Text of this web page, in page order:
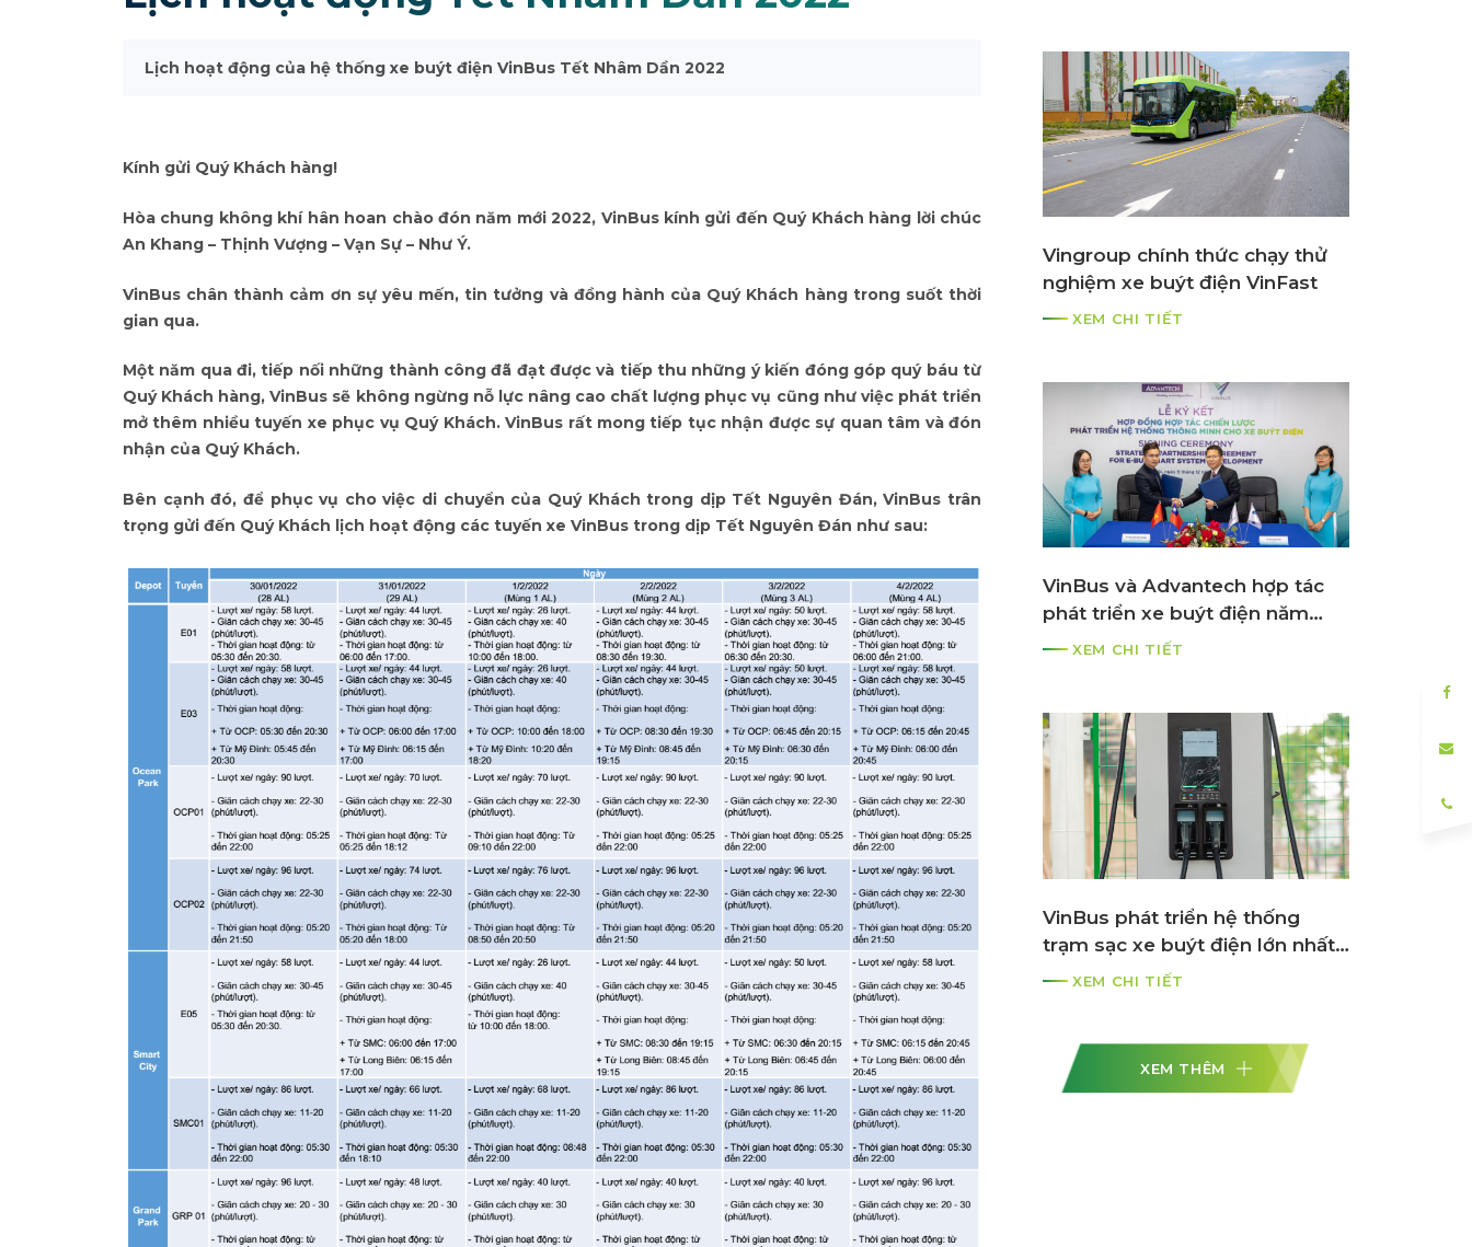
Lịch hoạt động của hệ thống xe buýt điện VinBus Tết Nhâm Dần 2022
Kính gửi Quý Khách hàng!
Hòa chung không khí hân hoan chào đón năm mới 2022, VinBus kính gửi đến Quý Khách hàng lời chúc
An Khang – Thịnh Vượng – Vạn Sự – Như Ý.
VinBus chân thành cảm ơn sự yêu mến, tin tưởng và đồng hành của Quý Khách hàng trong suốt thời
gian qua.
Một năm qua đi, tiếp nối những thành công đã đạt được và tiếp thu những ý kiến đóng góp quý báu từ
Quý Khách hàng, VinBus sẽ không ngừng nỗ lực nâng cao chất lượng phục vụ cũng như việc phát triển
mở thêm nhiều tuyến xe phục vụ Quý Khách. VinBus rất mong tiếp tục nhận được sự quan tâm và đón
nhận của Quý Khách.
Bên cạnh đó, để phục vụ cho việc di chuyển của Quý Khách trong dịp Tết Nguyên Đán, VinBus trân
trọng gửi đến Quý Khách lịch hoạt động các tuyến xe VinBus trong dịp Tết Nguyên Đán như sau:
Vingroup chính thức chạy thử
nghiệm xe buýt điện VinFast
XEM CHI TIẾT
VinBus và Advantech hợp tác
phát triển xe buýt điện năm
2021XEM CHI TIẾT
VinBus phát triển hệ thống
trạm sạc xe buýt điện lớn nhất
ASEAN
XEM CHI TIẾT
XEM THÊM